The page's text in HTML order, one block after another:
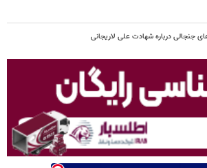
جنجالی درباره شهادت علی لاریجانی